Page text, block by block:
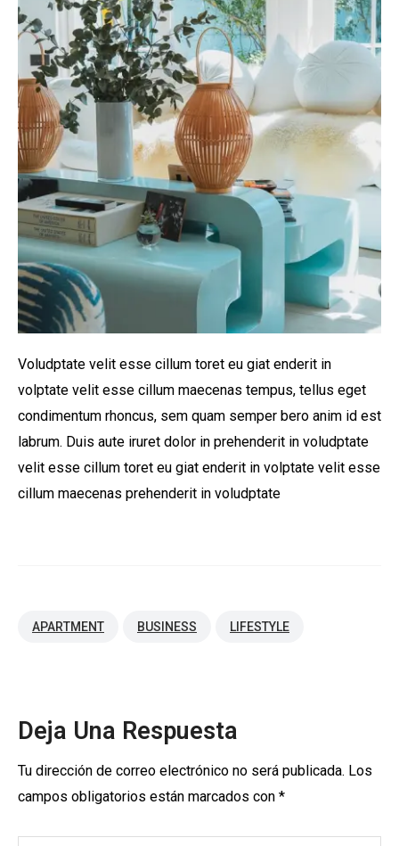
Voludptate velit esse cillum toret eu giat enderit in
volptate velit esse cillum maecenas tempus, tellus eget
condimentum rhoncus, sem quam semper bero anim id est
labrum. Duis aute iruret dolor in prehenderit in voludptate
velit esse cillum toret eu giat enderit in volptate velit esse
cillum maecenas prehenderit in voludptate
APARTMENT BUSINESS LIFESTYLE
Deja Una Respuesta
Tu dirección de correo electrónico no será publicada. Los
campos obligatorios están marcados con *